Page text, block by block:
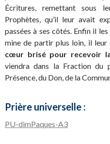
Écritures, remettant sous
Prophètes, qu’il leur avait
passées à ses côtés. Enfin il
mine de partir plus loin, il leur
cœur brisé pour recevoir
viendra dans la Fraction du
Présence, du Don, de la
Prière universelle :
PU-dimPaques-A3